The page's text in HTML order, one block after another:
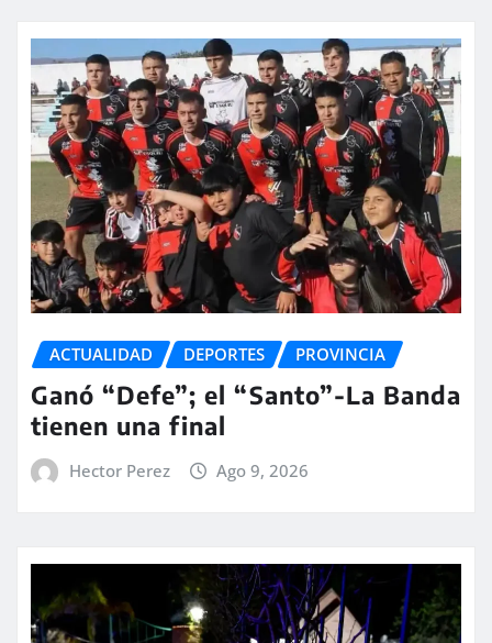
ACTUALIDAD DEPORTES PROVINCIA
Ganó “Defe”; el “Santo”-La Banda
tienen una final
Hector Perez Ago 9, 2026